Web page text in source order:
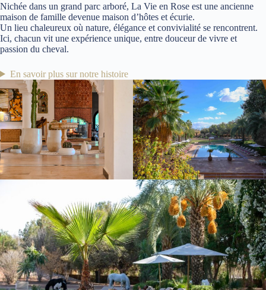
Nichée dans un grand parc arboré, La Vie en Rose est une ancienne
maison de famille devenue maison d’hôtes et écurie.
Un lieu chaleureux où nature, élégance et convivialité se rencontrent.
Ici, chacun vit une expérience unique, entre douceur de vivre et
passion du cheval.
En savoir plus sur notre histoire